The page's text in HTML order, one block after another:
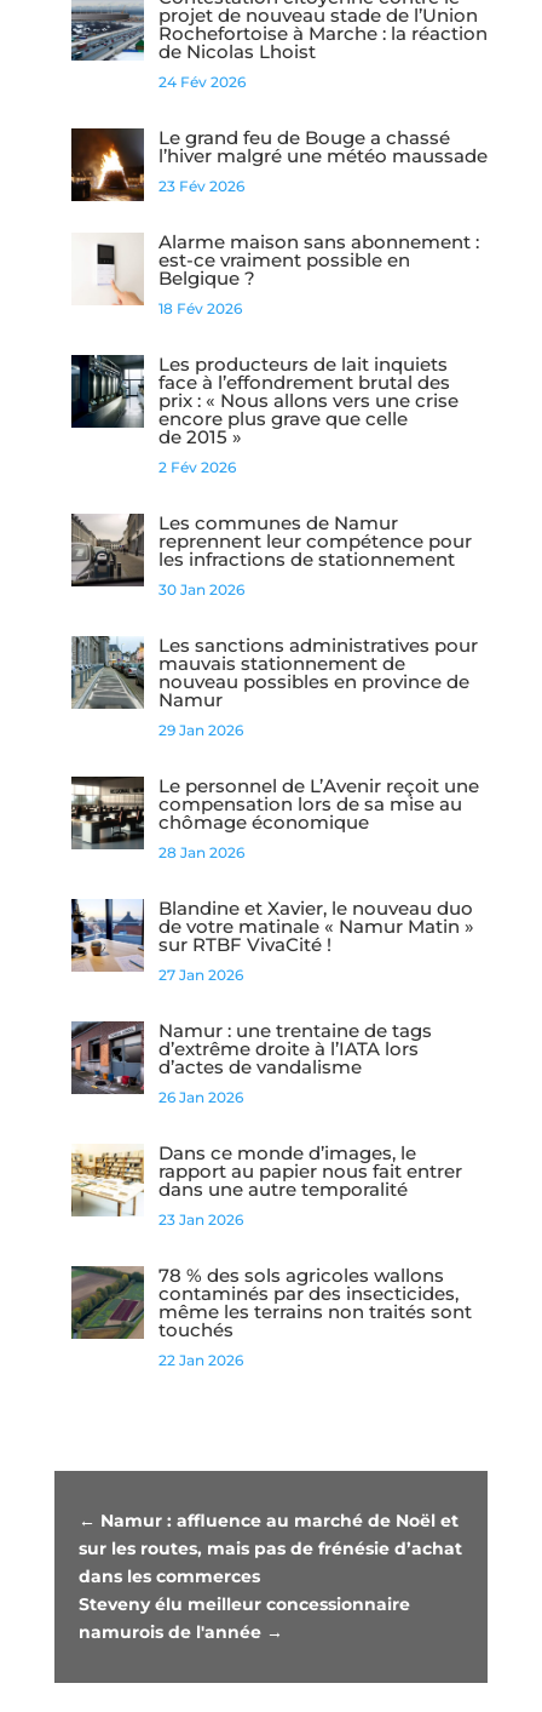
projet de nouveau stade de l’Union
Rochefortoise à Marche : la réaction
de Nicolas Lhoist
24 Fév 2026
Le grand feu de Bouge a chassé
l’hiver malgré une météo maussade
23 Fév 2026
Alarme maison sans abonnement :
est-ce vraiment possible en
Belgique ?
18 Fév 2026
Les producteurs de lait inquiets
face à l’effondrement brutal des
prix : « Nous allons vers une crise
encore plus grave que celle
de 2015 »
2 Fév 2026
Les communes de Namur
reprennent leur compétence pour
les infractions de stationnement
30 Jan 2026
Les sanctions administratives pour
mauvais stationnement de
nouveau possibles en province de
Namur
29 Jan 2026
Le personnel de L’Avenir reçoit une
compensation lors de sa mise au
chômage économique
28 Jan 2026
Blandine et Xavier, le nouveau duo
de votre matinale « Namur Matin »
sur RTBF VivaCité !
27 Jan 2026
Namur : une trentaine de tags
d’extrême droite à l’IATA lors
d’actes de vandalisme
26 Jan 2026
Dans ce monde d’images, le
rapport au papier nous fait entrer
dans une autre temporalité
23 Jan 2026
78 % des sols agricoles wallons
contaminés par des insecticides,
même les terrains non traités sont
touchés
22 Jan 2026
← Namur : affluence au marché de Noël et
sur les routes, mais pas de frénésie d’achat
dans les commerces
Steveny élu meilleur concessionnaire
namurois de l'année→